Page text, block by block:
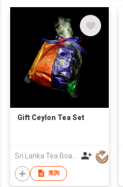
Gift Ceylon Tea Set
查詢